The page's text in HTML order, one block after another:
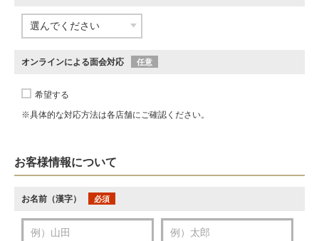
オンラインによる面会対応 任意
希望する
※具体的な対応方法は各店舗にご確認ください。
お客様情報について
お名前（漢字） 必須